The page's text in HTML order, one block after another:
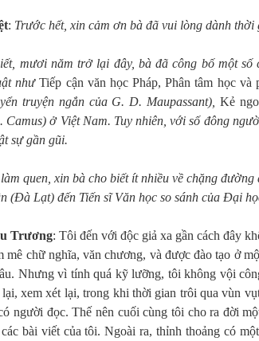
: Trước hết, xin cảm ơn bà đã vui lòng dành
mươi năm trở lại đây, bà đã công bố một số
nhưTiếp cận văn học Pháp, Phân tâm học
truyện ngắn của G. D. Maupassant), Kẻ
Camus) ở Việt Nam. Tuy nhiên, với số đông
sự gần gũi.
làm quen, xin bà cho biết ít nhiều về chặng
(Đà Lạt) đến Tiến sĩ Văn học so sánh của Đại
Trương: Tôi đến với độc giả xa gần cách đây
mê chữ nghĩa, văn chương, và được đào tạo ở
Nhưng vì tính quá kỹ lưỡng, tôi không vội
lại, xem xét lại, trong khi thời gian trôi qua vùn
người đọc. Thế nên cuối cùng tôi cho ra đời
bài viết của tôi. Ngoài ra, thỉnh thoảng có